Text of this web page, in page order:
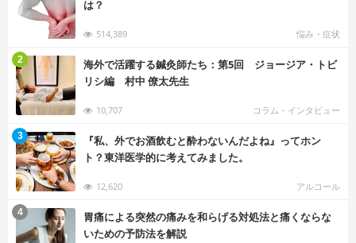
は？
514,389 悩み・症状
海外で活躍する鍼灸師たち：第5回 ジョージア・トビ
リシ編 村中 僚太先生
10,707 コラム・インタビュー
2
『私、外でお酒飲むと酔わないんだよね』ってホン
ト？東洋医学的に考えてみました。
12,620 アルコール
3
胃痛による突然の痛みを和らげる対処法と痛くならな
いための予防法を解説
4